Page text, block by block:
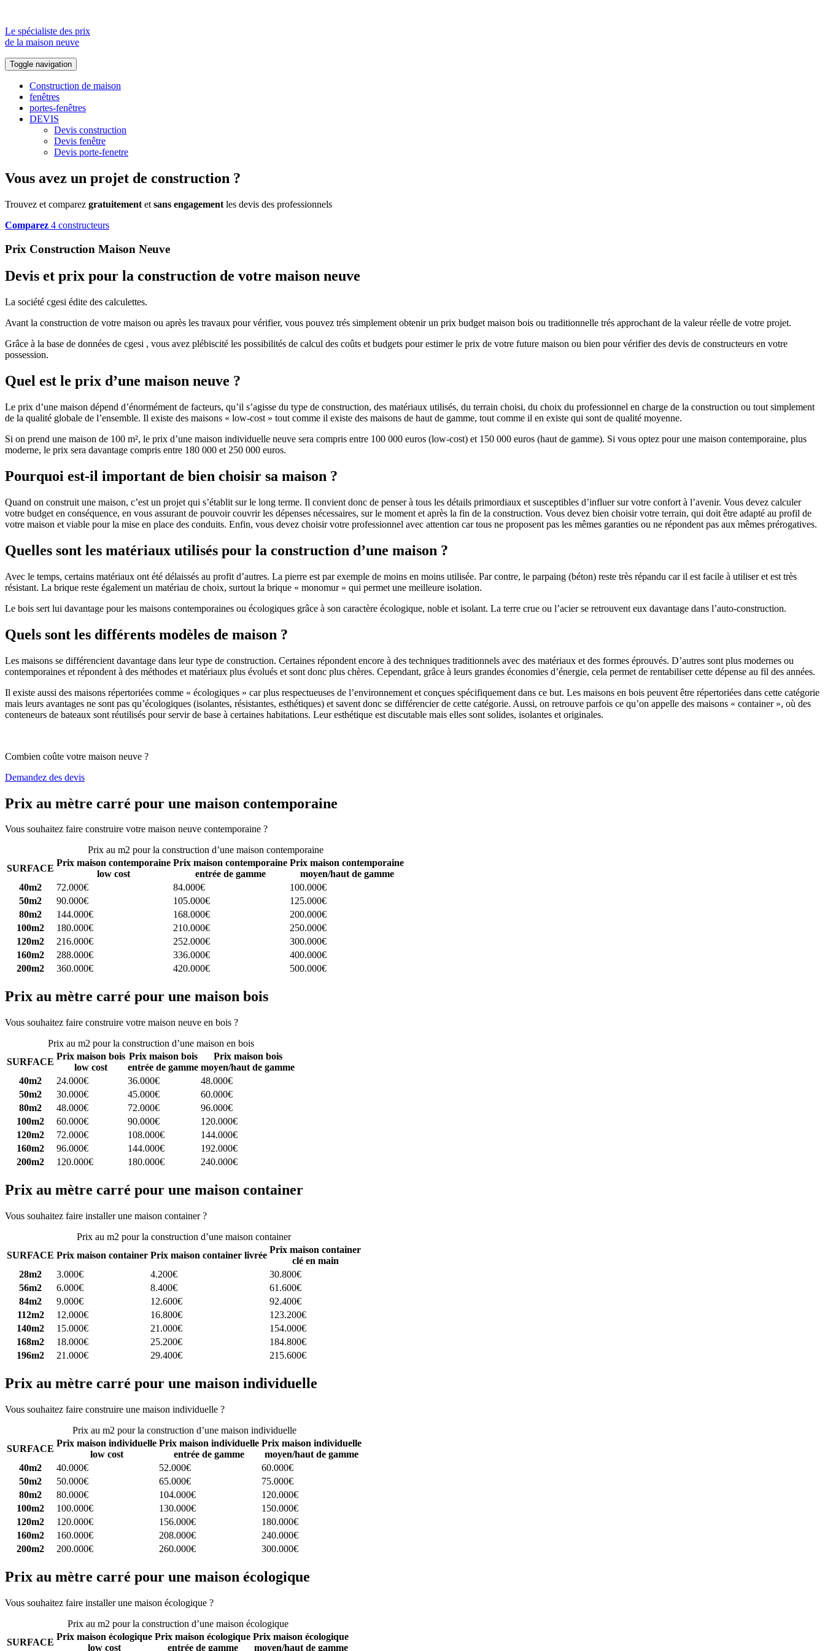
Le spécialiste des prix
de la maison neuve
Toggle navigation
Construction de maison
fenêtres
portes-fenêtres
DEVIS
Devis construction
Devis fenêtre
Devis porte-fenetre
Vous avez un projet de construction ?
Trouvez et comparez gratuitement et sans engagement les devis des professionnels
Comparez 4 constructeurs
Prix Construction Maison Neuve
Devis et prix pour la construction de votre maison neuve
La société cgesi édite des calculettes.
Avant la construction de votre maison ou après les travaux pour vérifier, vous pouvez trés simplement obtenir un prix budget maison bois ou traditionnelle trés approchant de la valeur réelle de votre projet.
Grâce à la base de données de cgesi , vous avez plébiscité les possibilités de calcul des coûts et budgets pour estimer le prix de votre future maison ou bien pour vérifier des devis de constructeurs en votre
possession.
Quel est le prix d’une maison neuve ?
Le prix d’une maison dépend d’énormément de facteurs, qu’il s’agisse du type de construction, des matériaux utilisés, du terrain choisi, du choix du professionnel en charge de la construction ou tout simplement
de la qualité globale de l’ensemble. Il existe des maisons « low-cost » tout comme il existe des maisons de haut de gamme, tout comme il en existe qui sont de qualité moyenne.
Si on prend une maison de 100 m², le prix d’une maison individuelle neuve sera compris entre 100 000 euros (low-cost) et 150 000 euros (haut de gamme). Si vous optez pour une maison contemporaine, plus
moderne, le prix sera davantage compris entre 180 000 et 250 000 euros.
Pourquoi est-il important de bien choisir sa maison ?
Quand on construit une maison, c’est un projet qui s’établit sur le long terme. Il convient donc de penser à tous les détails primordiaux et susceptibles d’influer sur votre confort à l’avenir. Vous devez calculer
votre budget en conséquence, en vous assurant de pouvoir couvrir les dépenses nécessaires, sur le moment et après la fin de la construction. Vous devez bien choisir votre terrain, qui doit être adapté au profil de
votre maison et viable pour la mise en place des conduits. Enfin, vous devez choisir votre professionnel avec attention car tous ne proposent pas les mêmes garanties ou ne répondent pas aux mêmes prérogatives.
Quelles sont les matériaux utilisés pour la construction d’une maison ?
Avec le temps, certains matériaux ont été délaissés au profit d’autres. La pierre est par exemple de moins en moins utilisée. Par contre, le parpaing (béton) reste très répandu car il est facile à utiliser et est très
résistant. La brique reste également un matériau de choix, surtout la brique « monomur » qui permet une meilleure isolation.
Le bois sert lui davantage pour les maisons contemporaines ou écologiques grâce à son caractère écologique, noble et isolant. La terre crue ou l’acier se retrouvent eux davantage dans l’auto-construction.
Quels sont les différents modèles de maison ?
Les maisons se différencient davantage dans leur type de construction. Certaines répondent encore à des techniques traditionnels avec des matériaux et des formes éprouvés. D’autres sont plus modernes ou
contemporaines et répondent à des méthodes et matériaux plus évolués et sont donc plus chères. Cependant, grâce à leurs grandes économies d’énergie, cela permet de rentabiliser cette dépense au fil des années.
Il existe aussi des maisons répertoriées comme « écologiques » car plus respectueuses de l’environnement et conçues spécifiquement dans ce but. Les maisons en bois peuvent être répertoriées dans cette catégorie
mais leurs avantages ne sont pas qu’écologiques (isolantes, résistantes, esthétiques) et savent donc se différencier de cette catégorie. Aussi, on retrouve parfois ce qu’on appelle des maisons « container », où des
conteneurs de bateaux sont réutilisés pour servir de base à certaines habitations. Leur esthétique est discutable mais elles sont solides, isolantes et originales.
Combien coûte votre maison neuve ?
Demandez des devis
Prix au mètre carré pour une maison contemporaine
Vous souhaitez faire construire votre maison neuve contemporaine ?
Prix au m2 pour la construction d’une maison contemporaine
SURFACE
Prix maison contemporaine
low cost
Prix maison contemporaine
entrée de gamme
Prix maison contemporaine
moyen/haut de gamme
40m2
72.000€ 84.000€
100.000€
50m2
90.000€ 105.000€
125.000€
80m2
144.000€ 168.000€
200.000€
100m2
180.000€ 210.000€
250.000€
120m2
216.000€ 252.000€
300.000€
160m2
288.000€ 336.000€
400.000€
200m2
360.000€ 420.000€ 500.000€
Prix au mètre carré pour une maison bois
Vous souhaitez faire construire votre maison neuve en bois ?
Prix au m2 pour la construction d’une maison en bois
SURFACE
Prix maison bois
low cost
Prix maison bois
entrée de gamme
Prix maison bois
moyen/haut de gamme
40m2
24.000€ 36.000€
48.000€
50m2
30.000€ 45.000€
60.000€
80m2
48.000€ 72.000€
96.000€
100m2
60.000€ 90.000€
120.000€
120m2
72.000€ 108.000€
144.000€
160m2
96.000€ 144.000€
192.000€
200m2
120.000€ 180.000€ 240.000€
Prix au mètre carré pour une maison container
Vous souhaitez faire installer une maison container ?
Prix au m2 pour la construction d’une maison container
SURFACE Prix maison container Prix maison container livrée
Prix maison container
clé en main
28m2
3.000€ 4.200€
30.800€
56m2
6.000€ 8.400€
61.600€
84m2
9.000€ 12.600€
92.400€
112m2
12.000€ 16.800€
123.200€
140m2
15.000€ 21.000€
154.000€
168m2
18.000€ 25.200€
184.800€
196m2
21.000€ 29.400€ 215.600€
Prix au mètre carré pour une maison individuelle
Vous souhaitez faire construire une maison individuelle ?
Prix au m2 pour la construction d’une maison individuelle
SURFACE
Prix maison individuelle
low cost
Prix maison individuelle
entrée de gamme
Prix maison individuelle
moyen/haut de gamme
40m2
40.000€ 52.000€
60.000€
50m2
50.000€ 65.000€
75.000€
80m2
80.000€ 104.000€
120.000€
100m2
100.000€ 130.000€
150.000€
120m2
120.000€ 156.000€
180.000€
160m2
160.000€ 208.000€
240.000€
200m2
200.000€ 260.000€ 300.000€
Prix au mètre carré pour une maison écologique
Vous souhaitez faire installer une maison écologique ?
Prix au m2 pour la construction d’une maison écologique
SURFACE
Prix maison écologique
low cost
Prix maison écologique
entrée de gamme
Prix maison écologique
moyen/haut de gamme